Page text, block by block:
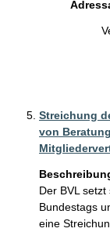
Streichung
von
Der BVL
Bundestags
eine